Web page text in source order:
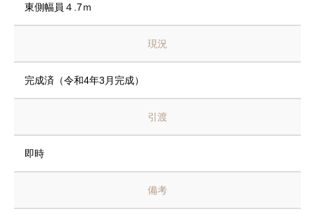
東側幅員４.7ｍ
現況
完成済（令和4年3月完成）
引渡
即時
備考